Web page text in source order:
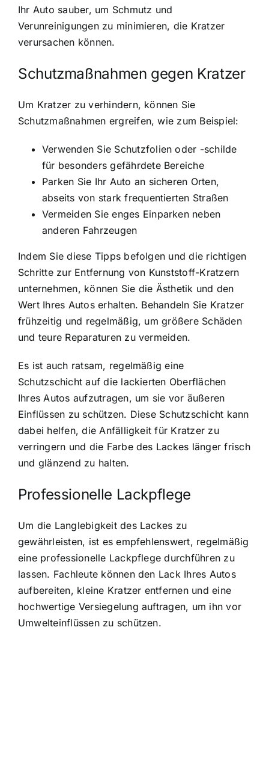
Ihr Auto sauber, um Schmutz und
Verunreinigungen zu minimieren, die Kratzer
verursachen können.
Schutzmaßnahmen gegen Kratzer
Um Kratzer zu verhindern, können Sie
Schutzmaßnahmen ergreifen, wie zum Beispiel:
Verwenden Sie Schutzfolien oder -schilde
für besonders gefährdete Bereiche
Parken Sie Ihr Auto an sicheren Orten,
abseits von stark frequentierten Straßen
Vermeiden Sie enges Einparken neben
anderen Fahrzeugen
Indem Sie diese Tipps befolgen und die richtigen
Schritte zur Entfernung von Kunststoff-Kratzern
unternehmen, können Sie die Ästhetik und den
Wert Ihres Autos erhalten. Behandeln Sie Kratzer
frühzeitig und regelmäßig, um größere Schäden
und teure Reparaturen zu vermeiden.
Es ist auch ratsam, regelmäßig eine
Schutzschicht auf die lackierten Oberflächen
Ihres Autos aufzutragen, um sie vor äußeren
Einflüssen zu schützen. Diese Schutzschicht kann
dabei helfen, die Anfälligkeit für Kratzer zu
verringern und die Farbe des Lackes länger frisch
und glänzend zu halten.
Professionelle Lackpflege
Um die Langlebigkeit des Lackes zu
gewährleisten, ist es empfehlenswert, regelmäßig
eine professionelle Lackpflege durchführen zu
lassen. Fachleute können den Lack Ihres Autos
aufbereiten, kleine Kratzer entfernen und eine
hochwertige Versiegelung auftragen, um ihn vor
Umwelteinflüssen zu schützen.